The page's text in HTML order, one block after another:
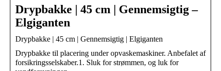
Drypbakke | 45 cm | Gennemsigtig –
Elgiganten
Drypbakke | 45 cm | Gennemsigtig | Elgiganten
Drypbakke til placering under opvaskemaskiner. Anbefalet af
forsikringsselskaber.1. Sluk for strømmen, og luk for